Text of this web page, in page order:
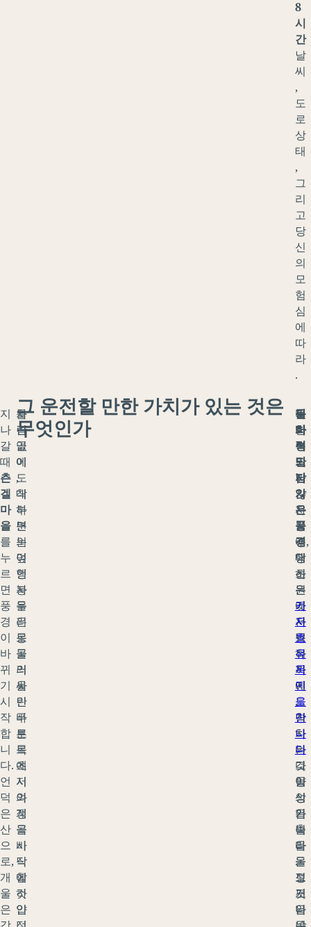
8
시
간
날
씨
,
도
로
상
태
,
그
리
고
당
신
의
모
험
심
에
따
라
.
지
나
갈
때
츤
겔
마
을
를
누
르
면
풍
경
이
바
뀌
기
시
작
합
니
다.
언
덕
은
산
으
로,
개
울
은
차
간
골
에
도
착
하
면
눈
덮
인
봉
우
리
로
둘
러
싸
인
푸
른
목
초
지
와
계
곡
바
닥
에
하
얀
틀
림
없
이
,
대
부
분
의
여
행
자
들
은
몽
골
의
울
란
바
토
르
에
서
여
정
을
시
작
할
것
입
그 운전할 만한 가치가 있는 것은
무엇인가
타
반
복
드
까
지
자
율
주
행
하
는
것
은
목
적
지
에
도
착
하
는
것
이
상
입
니
다
.
그
것
은
필
터
링
되
지
않
은
풍
경
대
초
원
에
서
빙
하
까
지
,
경
치
의
다
양
성
은
놀
라
울
정
도
입
문
화
적
만
남
가
는
길
에,
당
신
은
카
자
흐
유
목
민
을
만
나
다
그
들
의
가
축
을
돌
보
거
나